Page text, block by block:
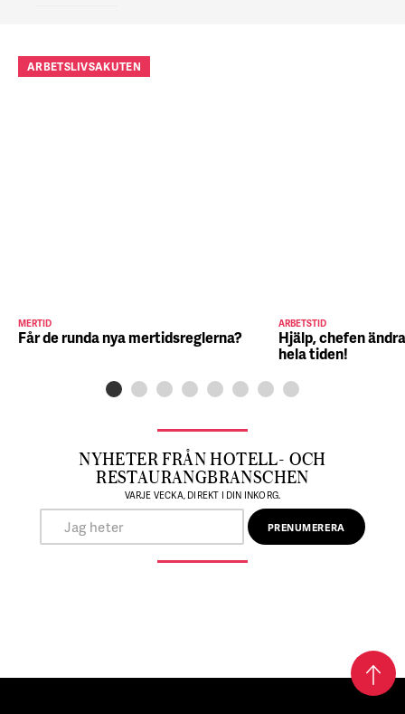
ARBETSLIVSAKUTEN
MERTID
Får de runda nya mertidsreglerna?
ARBETSTID
Hjälp, chefen
hela tiden!
NYHETER FRÅN HOTELL- OCH
RESTAURANGBRANSCHEN
VARJE VECKA, DIREKT I DIN INKORG.